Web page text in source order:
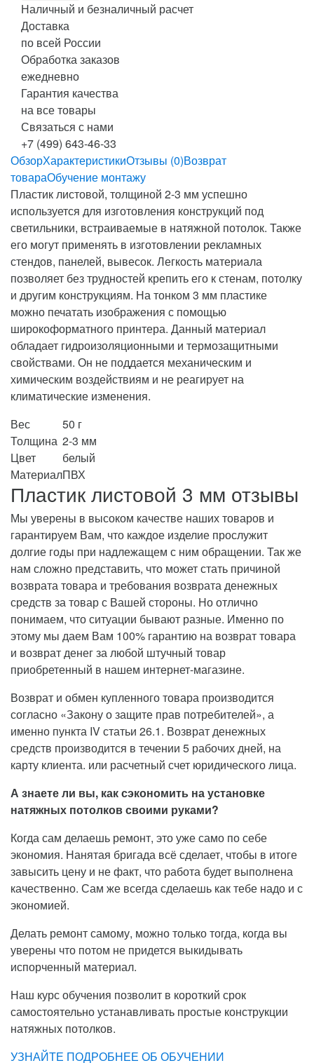
Наличный и безналичный расчет
Доставка
по всей России
Обработка заказов
ежедневно
Гарантия качества
на все товары
Связаться с нами
+7 (499) 643-46-33
ОбзорХарактеристикиОтзывы (0)Возврат
товараОбучение монтажу
Пластик листовой, толщиной 2-3 мм успешно
используется для изготовления конструкций под
светильники, встраиваемые в натяжной потолок. Также
его могут применять в изготовлении рекламных
стендов, панелей, вывесок. Легкость материала
позволяет без трудностей крепить его к стенам, потолку
и другим конструкциям. На тонком 3 мм пластике
можно печатать изображения с помощью
широкоформатного принтера. Данный материал
обладает гидроизоляционными и термозащитными
свойствами. Он не поддается механическим и
химическим воздействиям и не реагирует на
климатические изменения.
Вес
50 г
Толщина 2-3 мм
Цвет
белый
МатериалПВХ
Пластик листовой 3 мм отзывы
Мы уверены в высоком качестве наших товаров и
гарантируем Вам, что каждое изделие прослужит
долгие годы при надлежащем с ним обращении. Так же
нам сложно представить, что может стать причиной
возврата товара и требования возврата денежных
средств за товар с Вашей стороны. Но отлично
понимаем, что ситуации бывают разные. Именно по
этому мы даем Вам 100% гарантию на возврат товара
и возврат денег за любой штучный товар
приобретенный в нашем интернет-магазине.
Возврат и обмен купленного товара производится
согласно «Закону о защите прав потребителей», а
именно пункта IV статьи 26.1. Возврат денежных
средств производится в течении 5 рабочих дней, на
карту клиента. или расчетный счет юридического лица.
А знаете ли вы, как сэкономить на установке
натяжных потолков своими руками?
Когда сам делаешь ремонт, это уже само по себе
экономия. Нанятая бригада всё сделает, чтобы в итоге
завысить цену и не факт, что работа будет выполнена
качественно. Сам же всегда сделаешь как тебе надо и с
экономией.
Делать ремонт самому, можно только тогда, когда вы
уверены что потом не придется выкидывать
испорченный материал.
Наш курс обучения позволит в короткий срок
самостоятельно устанавливать простые конструкции
натяжных потолков.
УЗНАЙТЕ ПОДРОБНЕЕ ОБ ОБУЧЕНИИ